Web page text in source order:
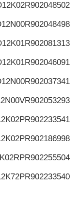
R902048502
R902048498
R902081313
R902046091
R902037341
R902053293
R902233541
R902186998
R902255504
R902233540